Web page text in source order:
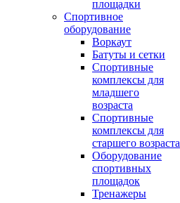
площадки
Спортивное
оборудование
Воркаут
Батуты и сетки
Спортивные
комплексы для
младшего
возраста
Спортивные
комплексы для
старшего возраста
Оборудование
спортивных
площадок
Тренажеры